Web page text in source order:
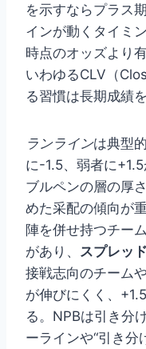
を示すならプラス
インが動くタイミ
時点のオッズより
いわゆるCLV（
る習慣は長期成績
ランラインは典型
に-1.5、弱者に
ブルペンの層の厚
めた采配の傾向が
陣を併せ持つチー
があり、 スプレッド
接戦志向のチーム
が伸びにくく、
る。NPBは引き分
ーラインや“引き分